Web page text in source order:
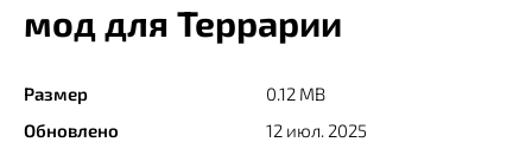
мод для Террарии
Размер
0.12 MB
Обновлено
12 июл. 2025